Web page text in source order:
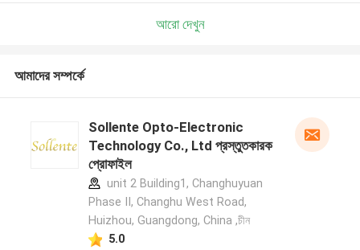
আরো দেখুন
আমাদের সম্পর্কে
Sollente Opto-Electronic
Technology Co., Ltd প্রস্তুতকারক
প্রোফাইল
unit 2 Building1, Changhuyuan
Phase II, Changhu West Road,
Huizhou, Guangdong, China ,চীন
5.0